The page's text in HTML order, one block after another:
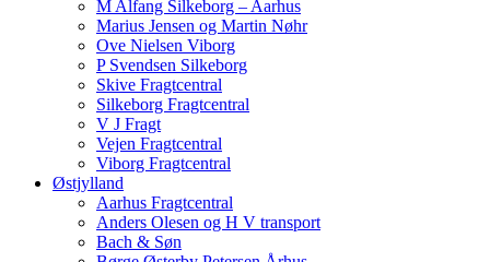
M Alfang Silkeborg – Aarhus
Marius Jensen og Martin Nøhr
Ove Nielsen Viborg
P Svendsen Silkeborg
Skive Fragtcentral
Silkeborg Fragtcentral
V J Fragt
Vejen Fragtcentral
Viborg Fragtcentral
Østjylland
Aarhus Fragtcentral
Anders Olesen og H V transport
Bach & Søn